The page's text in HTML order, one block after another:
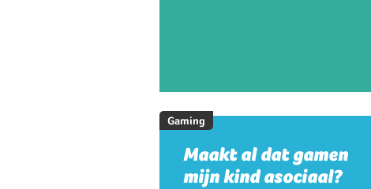
Gaming
Maakt al dat gamen
mijn kind asociaal?